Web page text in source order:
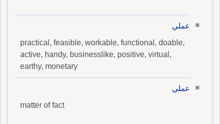
عملي
practical, feasible, workable, functional, doable,
active, handy, businesslike, positive, virtual,
earthy, monetary
عملي
matter of fact